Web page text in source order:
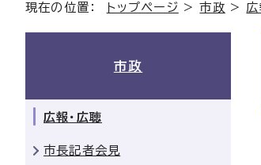
現在の位置： トップページ >市政 > 広
市政
広報・広聴
市長記者会見